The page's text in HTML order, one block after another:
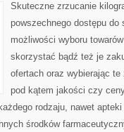
Skuteczne zrzucanie
powszechnego dostępu
możliwości wyboru
skorzystać bądź też je
ofertach oraz wybierając
pod kątem jakości czy
rodzaju, nawet
środków